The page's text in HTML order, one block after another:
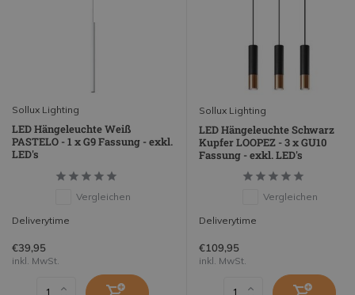
Sollux Lighting
LED Hängeleuchte Weiß
PASTELO - 1 x G9 Fassung - exkl.
LED's
Vergleichen
Deliverytime
€39,95
inkl. MwSt.
Sollux Lighting
LED Hängeleuchte Schwarz
Kupfer LOOPEZ - 3 x GU10
Fassung - exkl. LED's
Vergleichen
Deliverytime
€109,95
inkl. MwSt.